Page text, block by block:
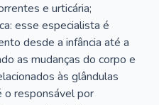
e urticária;
esse especialista é
desde a infância até a
as mudanças do corpo e
às glândulas
o responsável por